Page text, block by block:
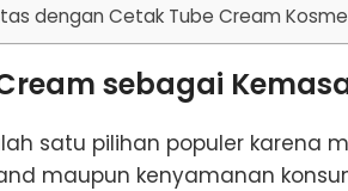
dengan Cetak Tube Cream
sebagai
satu pilihan populer karena
maupun kenyamanan